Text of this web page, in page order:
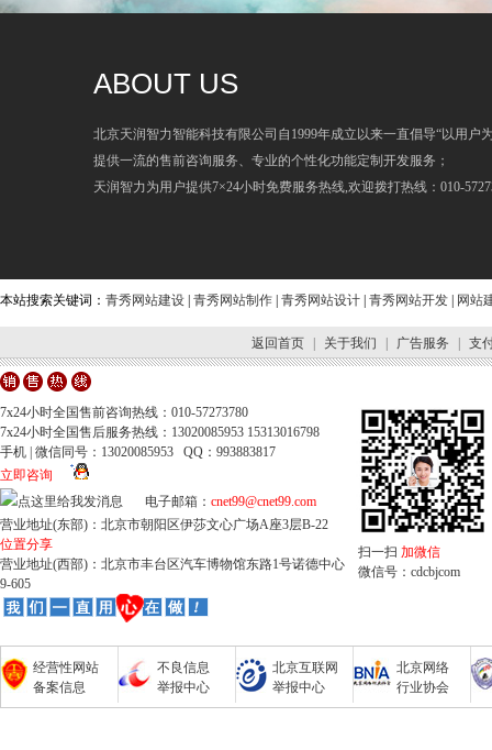
ABOUT US
北京天润智力智能科技有限公司自1999年成立以来一直倡导“以用户
提供一流的售前咨询服务、专业的个性化功能定制开发服务；
天润智力为用户提供7×24小时免费服务热线,欢迎拨打热线：010-
本站搜索关键词： 青秀网站建设 青秀网站制作 青秀网站设计 青秀网站开发 网站
返回首页 关于我们 广告服务 支
7x24小时全国售前咨询热线：010-57273780
7x24小时全国售后服务热线：13020085953 15313016798
手机 | 微信同号：13020085953 QQ：993883817
立即咨询
电子邮箱： cnet99@cnet99.com
营业地址(东部)：北京市朝阳区伊莎文心广场A座3层B-22
位置分享
营业地址(西部)：北京市丰台区汽车博物馆东路1号诺德中心
9-605
扫一扫 加微信
微信号：cdcbjcom
经营性网站
备案信息
不良信息
举报中心
北京互联网
举报中心
北京网络
行业协会